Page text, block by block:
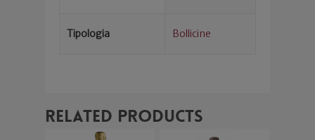
Tipologia Bollicine
Related products